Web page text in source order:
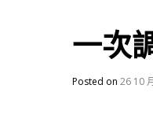
一次
Posted on 26 10